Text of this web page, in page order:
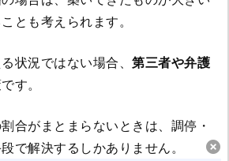
とも考えられます。
状況ではない場合、 第三者や弁護
す。
合がまとまらないときは、調停・
で解決するしかありません。